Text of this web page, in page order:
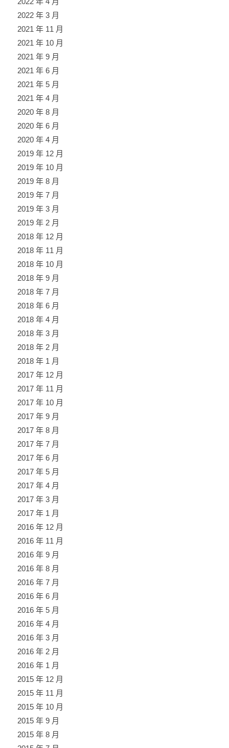
2022 年 3 月
2021 年 11 月
2021 年 10 月
2021 年 9 月
2021 年 6 月
2021 年 5 月
2021 年 4 月
2020 年 8 月
2020 年 6 月
2020 年 4 月
2019 年 12 月
2019 年 10 月
2019 年 8 月
2019 年 7 月
2019 年 3 月
2019 年 2 月
2018 年 12 月
2018 年 11 月
2018 年 10 月
2018 年 9 月
2018 年 7 月
2018 年 6 月
2018 年 4 月
2018 年 3 月
2018 年 2 月
2018 年 1 月
2017 年 12 月
2017 年 11 月
2017 年 10 月
2017 年 9 月
2017 年 8 月
2017 年 7 月
2017 年 6 月
2017 年 5 月
2017 年 4 月
2017 年 3 月
2017 年 1 月
2016 年 12 月
2016 年 11 月
2016 年 9 月
2016 年 8 月
2016 年 7 月
2016 年 6 月
2016 年 5 月
2016 年 4 月
2016 年 3 月
2016 年 2 月
2016 年 1 月
2015 年 12 月
2015 年 11 月
2015 年 10 月
2015 年 9 月
2015 年 8 月